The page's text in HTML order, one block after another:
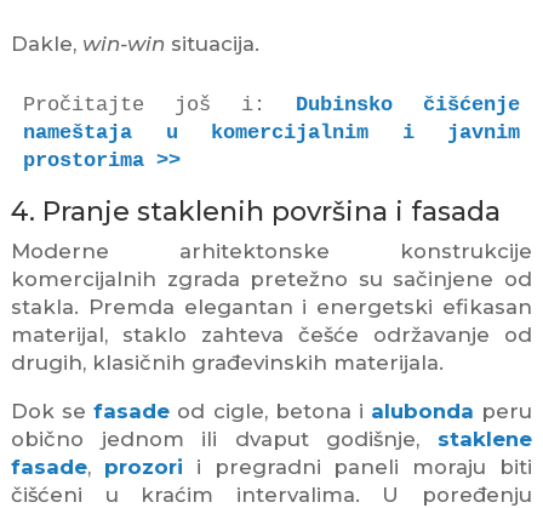
Dakle, win-win situacija.
Pročitajte još i: Dubinsko čišćenje
nameštaja u komercijalnim i javnim
prostorima >>
4. Pranje staklenih površina i fasada
Moderne arhitektonske konstrukcije
komercijalnih zgrada pretežno su sačinjene od
stakla. Premda elegantan i energetski efikasan
materijal, staklo zahteva češće održavanje od
drugih, klasičnih građevinskih materijala.
Dok sefasade od cigle, betona i alubonda peru
obično jednom ili dvaput godišnje, staklene
fasade, prozori i pregradni paneli moraju biti
čišćeni u kraćim intervalima. U poređenju